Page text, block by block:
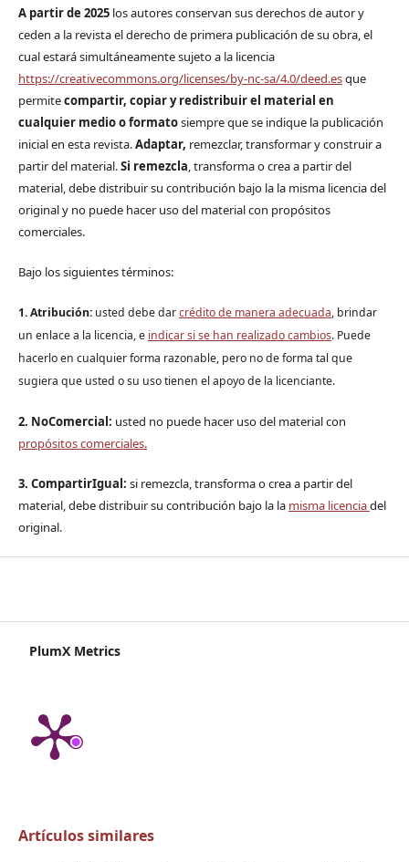
A partir de 2025los autores conservan sus derechos de autor y
ceden a la revista el derecho de primera publicación de su obra, el
cual estará simultáneamente sujeto a la licencia
https://creativecommons.org/licenses/by-nc-sa/4.0/deed.esque
permitecompartir, copiar y redistribuir el material en
cualquier medio o formatosiempre que se indique la publicación
inicial en esta revista.Adaptar, remezclar, transformar y construir a
partir del material.Si remezcla, transforma o crea a partir del
material, debe distribuir su contribución bajo la la misma licencia del
original y no puede hacer uso del material con propósitos
comerciales.
Bajo los siguientes términos:
1. Atribución: usted debe darcrédito de manera adecuada, brindar
un enlace a la licencia, e indicar si se han realizado cambios. Puede
hacerlo en cualquier forma razonable, pero no de forma tal que
sugiera que usted o su uso tienen el apoyo de la licenciante.
2. NoComercial: usted no puede hacer uso del material con
propósitos comerciales.
3. CompartirIgual: si remezcla, transforma o crea a partir del
material, debe distribuir su contribución bajo la la misma licenciadel
original.
PlumX Metrics
Artículos similares